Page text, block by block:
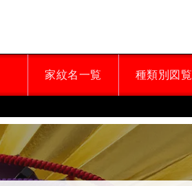
家紋名一覧 種類別図覧